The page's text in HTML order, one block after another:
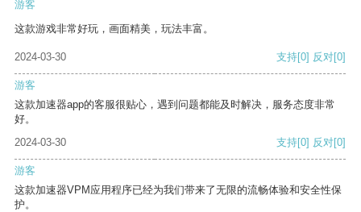
游客
这款游戏非常好玩，画面精美，玩法丰富。
2024-03-30 支持[0] 反对[0]
游客
这款加速器app的客服很贴心，遇到问题都能及时解决，服务态度非常
好。
2024-03-30
支持[0] 反对[0]
游客
这款加速器VPM应用程序已经为我们带来了无限的流畅体验和安全性保
护。